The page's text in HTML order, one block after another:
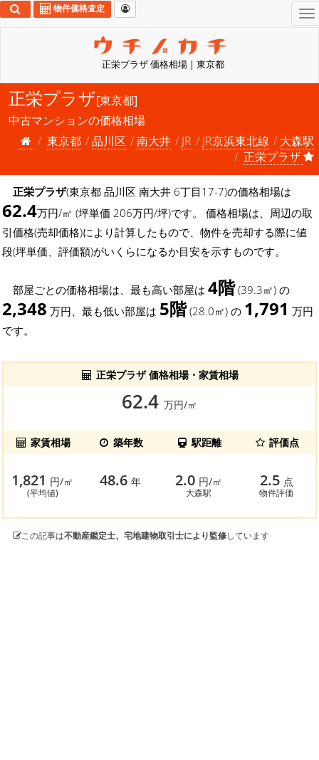
正栄プラザ 価格相場 | 東京都
物件価格査定
正栄プラザ[東京都]
中古マンションの価格相場
東京都
品川区 南大井 JR JR京浜東北線
大森駅
正栄プラザ
正栄プラザ(東京都 品川区 南大井 6丁目17-7)の価格相場は
62.4万円/㎡ (坪単価 206万円/坪)です。 価格相場は、周辺の取
引価格(売却価格)により計算したもので、物件を売却する際に値
段(坪単価、評価額)がいくらになるか目安を示すものです。
部屋ごとの価格相場は、最も高い部屋は 4階(39.3㎡) の
2,348 万円、最も低い部屋は 5階(28.0㎡) の 1,791 万円
です。
正栄プラザ 価格相場・家賃相場
62.4 万円/㎡
家賃相場 築年数 駅距離 評価点
1,821 円/㎡
(平均値)
48.6年 2.0 円/㎡
大森駅
2.5 点
物件評価
この記事は不動産鑑定士、宅地建物取引士により監修しています